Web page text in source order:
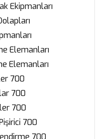
Ekipmanları
Elemanları
Elemanları
700
700
700
700
700